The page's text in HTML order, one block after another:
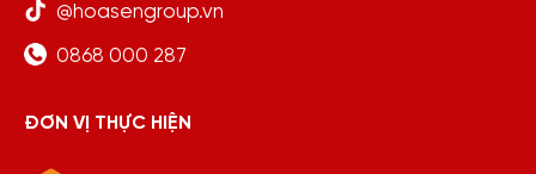
@hoasengroup.vn
0868 000 287
ĐƠN VỊ THỰC HIỆN